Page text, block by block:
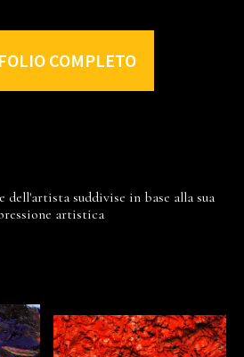
COMPLETO
dell'artista suddivise in base alla sua
artistica